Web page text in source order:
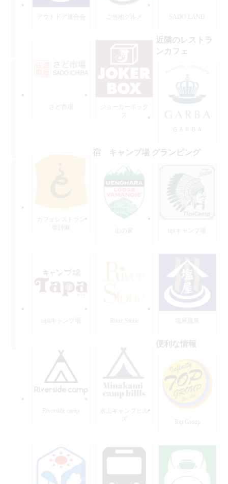
アウトドア連合会 ご当地グルメ SADO LAND
さど市場
ジョーカーボック
ス
近隣のレストラ
ンカフェ
ＧＡＲＢＡ
カフェレストラン
亜詩麻
宿 キャンプ場 グランピング
山の家 tipiキャンプ場
tapaキャンプ場 River Stone 塩屋温泉
Riverside camp
水上キャンプヒル
便利な情報
Top Group